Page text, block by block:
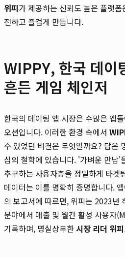
위피가 제공하는 신뢰도 높은 플랫
전하고 즐겁게 만듭니다.
WIPPY, 한국 데이
흔든 게임 체인저
한국의 데이팅 앱 시장은 수많은 앱
오션입니다. 이러한 환경 속에서
수 있었던 비결은 무엇일까요? 답은
심의 철학에 있습니다. '가벼운 만남'
추구하는 사용자층을 정밀하게 타겟
데이터는 이를 명확히 증명합니다.
의 보고서에 따르면, 위피는 2023년
분야에서 매출 및 월간 활성 사용자
기록하며, 명실상부한시장 리더 위피